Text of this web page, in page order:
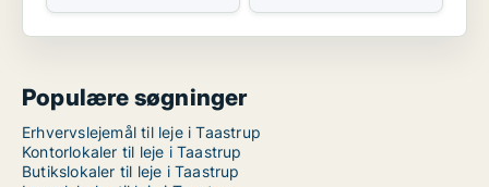
Populære søgninger
Erhvervslejemål til leje i Taastrup
Kontorlokaler til leje i Taastrup
Butikslokaler til leje i Taastrup